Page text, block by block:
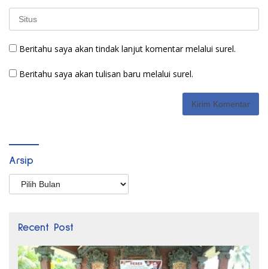
Beritahu saya akan tindak lanjut komentar melalui surel.
Beritahu saya akan tulisan baru melalui surel.
Arsip
Arsip
Recent Post